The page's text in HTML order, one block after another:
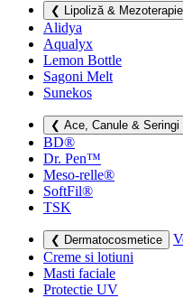
❮ Lipoliză & Mezoterapie
Alidya
Aqualyx
Lemon Bottle
Sagoni Melt
Sunekos
❮ Ace, Canule & Seringi
BD®
Dr. Pen™
Meso-relle®
SoftFil®
TSK
❮ Dermatocosmetice
Creme si lotiuni
Masti faciale
Protectie UV